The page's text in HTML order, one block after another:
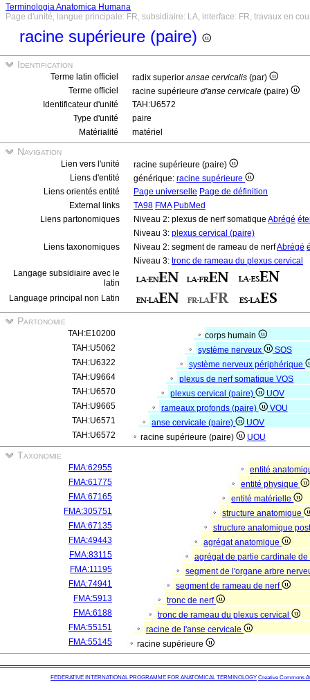
Terminologia Anatomica Humana
Page d'unité, langue principale: FR, subsidiaire: LA, interface: FR, travaux en
racine supérieure (paire)
Identification
Terme latin officiel radix superior ansae cervicalis (par)
Terme officiel
racine supérieure d'anse cervicale (paire)
Identificateur d'unité
TAH:U6572
Type d'unité
paire
Matérialité
matériel
Navigation
Lien vers l'unité
racine supérieure (paire)
Liens d'entité
générique: racine supérieure
Liens orientés entité
Page universelle Page de définition
External links
TA98 FMA PubMed
Liens partonomiques
Niveau 2: plexus de nerf somatique Abrégé
Niveau 3: plexus cervical (paire)
Liens taxonomiques
Niveau 2: segment de rameau de nerfAbrégé
Niveau 3: tronc de rameau du plexus cervical
Langage subsidiaire avec le
latin
Language principal non Latin
Partonomie
TAH:E10200
corps humain
TAH:U5062
système nerveux
SOS
TAH:U6322
système nerveux périphérique
TAH:U9664
plexus de nerf somatiqueVOS
TAH:U6570
plexus cervical (paire)
UOV
TAH:U9665
rameaux profonds (paire)
VOU
TAH:U6571
anse cervicale (paire)
UOV
TAH:U6572
racine supérieure (paire) UOU
Taxonomie
FMA:62955
entité
FMA:61775
entité physique
FMA:67165
entité matérielle
FMA:305751
structure anatomique
FMA:67135
structure anatomique
FMA:49443
agrégat anatomique
FMA:83115
agrégat de partie cardinale
FMA:11195
segment de l'organe arbre
FMA:74941
segment de rameau de nerf
FMA:5913
tronc de nerf
FMA:6188
tronc de rameau du plexus cervical
FMA:55151
racine de l'anse cervicale
FMA:55145
racine supérieure
FEDERATIVE INTERNATIONAL PROGRAMME FOR ANATOMICAL TERMINOLOGY Creative Commons